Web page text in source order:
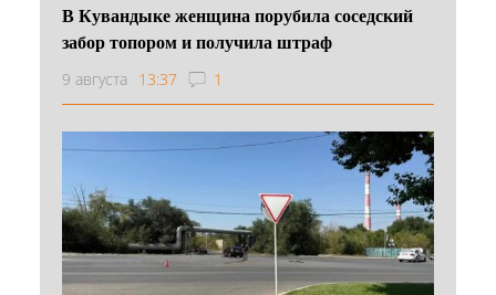
В Кувандыке женщина порубила соседский
забор топором и получила штраф
9 августа 13:37 1